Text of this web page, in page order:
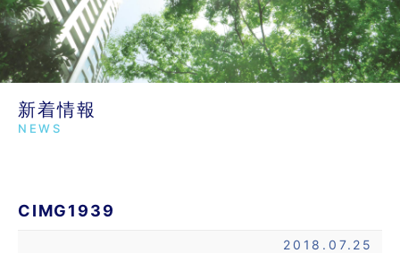
新着情報
NEWS
CIMG1939
2018.07.25